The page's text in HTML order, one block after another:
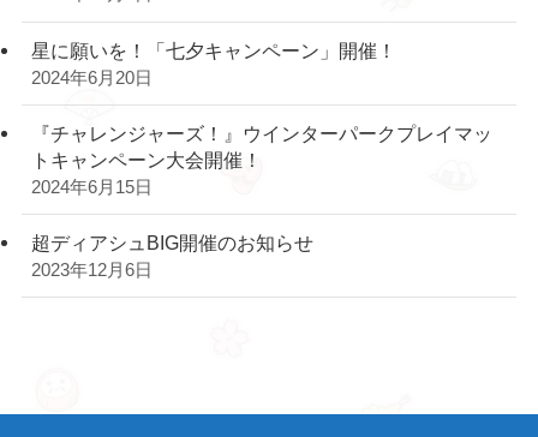
星に願いを！「七夕キャンペーン」開催！
2024年6月20日
『チャレンジャーズ！』ウインターパークプレイマッ
トキャンペーン大会開催！
2024年6月15日
超ディアシュBIG開催のお知らせ
2023年12月6日